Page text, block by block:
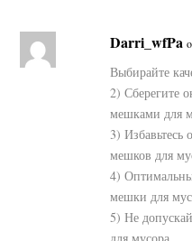
Darri_wfPa
Выбирайте
2) Сберегите
мешками для
3) Избавьтесь
мешков для
4)
мешки для
5) Не